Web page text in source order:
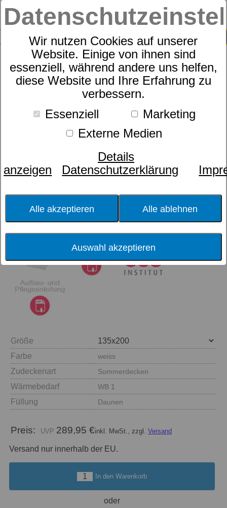
Wir nutzen Cookies auf unserer
Website. Einige von ihnen sind
essenziell, während andere uns helfen,
diese Website und Ihre Erfahrung zu
verbessern.
Essenziell
Marketing
Externe Medien
Details
anzeigen
Datenschutzerklärung
Alle akzeptieren Alle ablehnen
Auswahl akzeptieren
SUCHE
0
Zudecke
dormabell Daunen Edition
WB 1
Größe
Farbe
weiss
Zudeckenart Sommerdecken
Wärmebedarf WB 1
Füllung Daunen
Preis: 289,95 €inkl. MwSt., zzgl. Versand
Versand nur innerhalb der EU.
In den Warenkorb
oder